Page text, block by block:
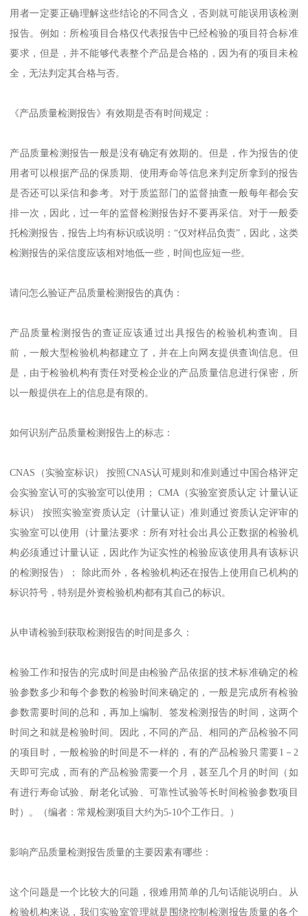
用者一定要正确理解这些结论的不同含义，否则就可能误用该检测
报告。例如：所检项目合格仅代表报告中已经检验的项目符合标准
要求，但是，并不能够代表整个产品是合格的，因为有的项目未检
全，无法判定其合格与否。
《产品质量检测报告》有效期是否有时间规定：
产品质量检测报告一般是没有确定有效期的。但是，作为报告的使
用者可以根据产品的保质期、使用寿命等信息来判定所拿到的报告
是否还可以采信和参考。对于质监部门的监督抽查一般每年都会安
排一次，因此，过一年的监督检测报告好不要再采信。对于一般委
托检测报告，报告上均有标识或说明：“仅对样品负责”，因此，这类
检测报告的采信度应该相对地低一些，时间也应短一些。
请问怎么验证产品质量检测报告的真伪：
产品质量检测报告的查证应该通过出具报告的检验机构查询。目
前，一般大型检验机构都建立了，并在上向网友提供查询信息。但
是，由于检验机构有责任对受检企业的产品质量信息进行保密，所
以一般提供在上的信息是有限的。
如何识别产品质量检测报告上的标志：
CNAS（实验室标识） 按照CNAS认可规则和准则通过中国合格评定
会实验室认可的实验室可以使用； CMA（实验室资质认定 计量认证
标识） 按照实验室资质认定（计量认证）准则通过资质认定评审的
实验室可以使用（计量法要求：所有对社会出具公正数据的检验机
构必须通过计量认证，因此作为证实性的检验应该使用具有该标识
的检测报告）； 除此而外，各检验机构还在报告上使用自己机构的
标识符号，特别是外资检验机构都有其自己的标识。
从申请检验到获取检测报告的时间是多久：
检验工作和报告的完成时间是由检验产品依据的技术标准确定的检
验参数多少和每个参数的检验时间来确定的，一般是完成所有检验
参数需要时间的总和，再加上编制、签发检测报告的时间，这两个
时间之和就是检验时间。因此，不同的产品、相同的产品检验不同
的项目时，一般检验的时间是不一样的，有的产品检验只需要1－2
天即可完成，而有的产品检验需要一个月，甚至几个月的时间（如
有进行寿命试验、耐老化试验、可靠性试验等长时间检验参数项目
时）。（编者：常规检测项目大约为5-10个工作日。）
影响产品质量检测报告质量的主要因素有哪些：
这个问题是一个比较大的问题，很难用简单的几句话能说明白。从
检验机构来说，我们实验室管理就是围绕控制检测报告质量的各个